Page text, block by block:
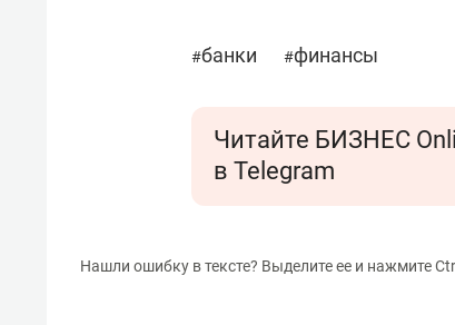
#банки #финансы
Читайте БИЗНЕС
в Telegram
Нашли ошибку в тексте? Выделите ее и нажмите